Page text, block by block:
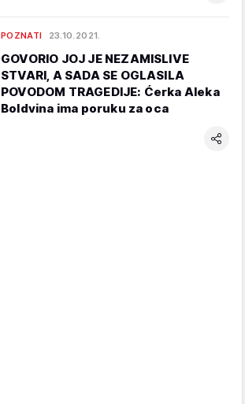
POZNATI 23.10.2021.
GOVORIO JOJ JE NEZAMISLIVE
STVARI, A SADA SE OGLASILA
POVODOM TRAGEDIJE: Ćerka Aleka
Boldvina ima poruku za oca